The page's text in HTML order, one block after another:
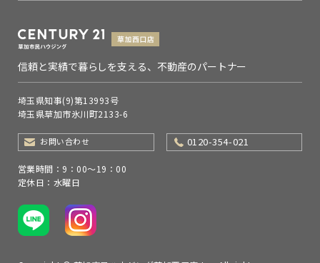
信頼と実績で暮らしを支える、不動産のパートナー
埼玉県知事(9)第13993号
埼玉県草加市氷川町2133-6
お問い合わせ 0120-354-021
営業時間：9：00～19：00
定休日：水曜日